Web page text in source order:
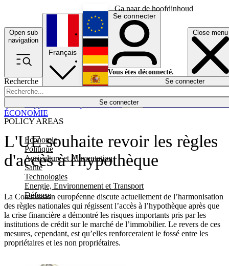
Ga naar de hoofdinhoud
Open sub
navigation
Close menu
Recherche
Se connecter
POLICY AREAS
Economie
Politique
Agriculture et Alimentation
Santé
Technologies
Energie, Environnement et Transport
Défense
Économie
Français
English
Deutsch
Español
Se connecter
Vous êtes déconnecté.
Se connecter
L'UE souhaite revoir les règles
d'accès à l'hypothèque
La Commission européenne discute actuellement de l’harmonisation
des règles nationales qui régissent l’accès à l’hypothèque après que
la crise financière a démontré les risques importants pris par les
institutions de crédit sur le marché de l’immobilier. Le revers de ces
mesures, cependant, est qu’elles renforceraient le fossé entre les
propriétaires et les non propriétaires.
ÉCONOMIE